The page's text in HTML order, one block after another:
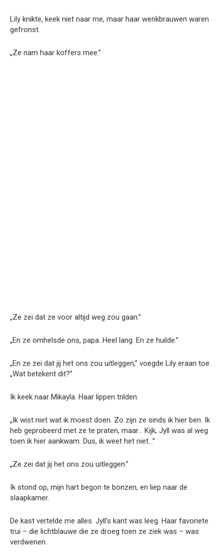
Lily knikte, keek niet naar me, maar haar wenkbrauwen waren
gefronst.
„Ze nam haar koffers mee.”
„Ze zei dat ze voor altijd weg zou gaan.”
„En ze omhelsde ons, papa. Heel lang. En ze huilde.”
„En ze zei dat jij het ons zou uitleggen,” voegde Lily eraan toe.
„Wat betekent dit?”
Ik keek naar Mikayla. Haar lippen trilden.
„Ik wist niet wat ik moest doen. Zo zijn ze sinds ik hier ben. Ik
heb geprobeerd met ze te praten, maar… Kijk, Jyll was al weg
toen ik hier aankwam. Dus, ik weet het niet…”
„Ze zei dat jij het ons zou uitleggen.”
Ik stond op, mijn hart begon te bonzen, en liep naar de
slaapkamer.
De kast vertelde me alles. Jyll’s kant was leeg. Haar favoriete
trui – die lichtblauwe die ze droeg toen ze ziek was – was
verdwenen.